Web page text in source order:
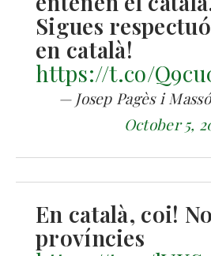
Sigues
en català!
https://t.co/
— Josep Pagès i
October 5,
En català, coi!
províncies